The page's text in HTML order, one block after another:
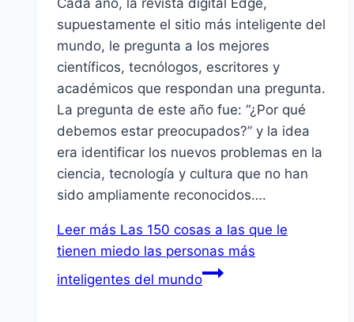
Cada año, la revista digital Edge,
supuestamente el sitio más inteligente del
mundo, le pregunta a los mejores
científicos, tecnólogos, escritores y
académicos que respondan una pregunta.
La pregunta de este año fue: “¿Por qué
debemos estar preocupados?” y la idea
era identificar los nuevos problemas en la
ciencia, tecnología y cultura que no han
sido ampliamente reconocidos….
Leer más Las 150 cosas a las que le
tienen miedo las personas más
inteligentes del mundo